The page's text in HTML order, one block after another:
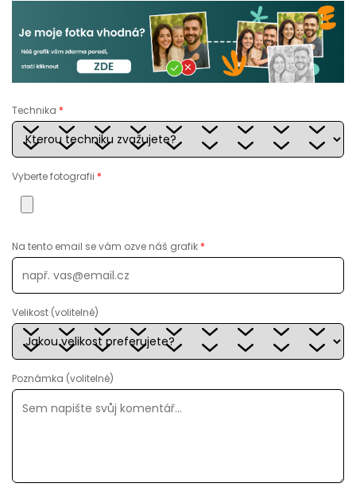
Technika *
Vyberte fotografii *
Na tento email se vám ozve náš grafik *
Velikost (volitelné)
Poznámka (volitelné)